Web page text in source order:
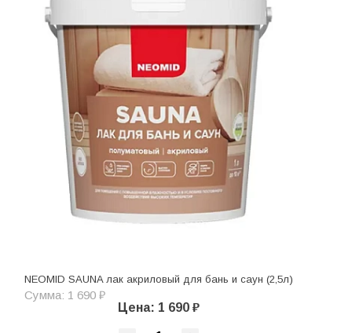
NEOMID SAUNA лак акриловый для бань и саун (2,5л)
Сумма: 1 690 ₽
Цена: 1 690 ₽